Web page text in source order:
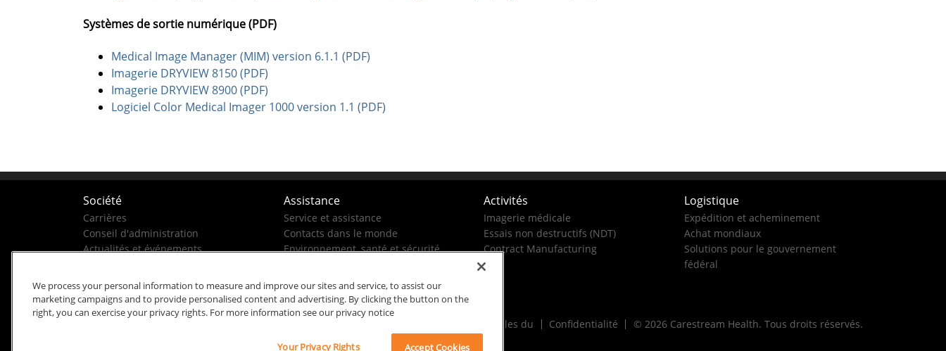
Systèmes de sortie numérique (PDF)
Medical Image Manager (MIM) version 6.1.1 (PDF)
Imagerie DRYVIEW 8150 (PDF)
Imagerie DRYVIEW 8900 (PDF)
Logiciel Color Medical Imager 1000 version 1.1 (PDF)
Société
Carrières
Conseil d'administration
Actualités et événements
Business Conduct Helpline
Assistance
Service et assistance
Contacts dans le monde
Environnement, santé et sécurité
Activités
Imagerie médicale
Essais non destructifs (NDT)
Contract Manufacturing
Logistique
Expédition et acheminement
Achat mondiaux
Solutions pour le gouvernement
fédéral
Conditions générales du Confidentialité © 2026 Carestream Health. Tous droits réservés.
We process your personal information to measure and improve our sites and service, to assist our
marketing campaigns and to provide personalised content and advertising. By clicking the button on the
right, you can exercise your privacy rights. For more information see our privacy notice
Your Privacy Rights Accept Cookies